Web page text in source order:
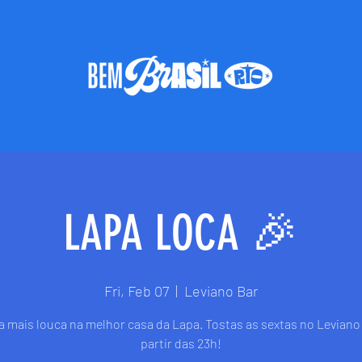
LAPA LOCA 🎉
Fri, Feb 07
  |
Leviano Bar
mais louca na melhor casa da Lapa. Tostas as sextas no Leviano
partir das 23h!